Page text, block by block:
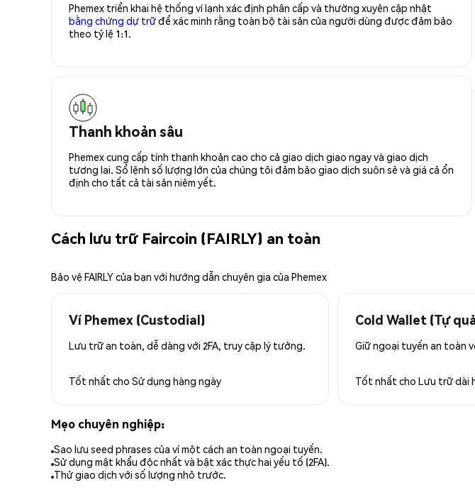
Phemex triển khai hệ thống ví lạnh xác định phân cấp và thường xuyên cập nhật
bằng chứng dự trữđể xác minh rằng toàn bộ tài sản của người dùng được đảm bảo
theo tỷ lệ 1:1.
Thanh khoản sâu
Phemex cung cấp tính thanh khoản cao cho cả giao dịch giao ngay và giao dịch
tương lai. Sổ lệnh số lượng lớn của chúng tôi đảm bảo giao dịch suôn sẻ và giá cả ổn
định cho tất cả tài sản niêm yết.
Cách lưu trữ Faircoin (FAIRLY) an toàn
Bảo vệ FAIRLY của bạn với hướng dẫn chuyên gia của Phemex
Ví Phemex (Custodial)
Lưu trữ an toàn, dễ dàng với 2FA, truy cập lý tưởng.
Tốt nhất cho Sử dụng hàng ngày
Cold Wallet (Tự
Giữ ngoại tuyến an toàn
Tốt nhất cho Lưu trữ dài
Mẹo chuyên nghiệp:
Sao lưu seed phrases của ví một cách an toàn ngoại tuyến.
Sử dụng mật khẩu độc nhất và bật xác thực hai yếu tố (2FA).
Thử giao dịch với số lượng nhỏ trước.